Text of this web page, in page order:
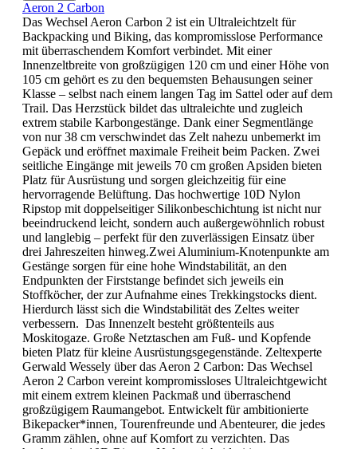
Aeron 2 Carbon
Das Wechsel Aeron Carbon 2 ist ein Ultraleichtzelt für
Backpacking und Biking, das kompromisslose Performance
mit überraschendem Komfort verbindet. Mit einer
Innenzeltbreite von großzügigen 120 cm und einer Höhe von
105 cm gehört es zu den bequemsten Behausungen seiner
Klasse – selbst nach einem langen Tag im Sattel oder auf dem
Trail. Das Herzstück bildet das ultraleichte und zugleich
extrem stabile Karbongestänge. Dank einer Segmentlänge
von nur 38 cm verschwindet das Zelt nahezu unbemerkt im
Gepäck und eröffnet maximale Freiheit beim Packen. Zwei
seitliche Eingänge mit jeweils 70 cm großen Apsiden bieten
Platz für Ausrüstung und sorgen gleichzeitig für eine
hervorragende Belüftung. Das hochwertige 10D Nylon
Ripstop mit doppelseitiger Silikonbeschichtung ist nicht nur
beeindruckend leicht, sondern auch außergewöhnlich robust
und langlebig – perfekt für den zuverlässigen Einsatz über
drei Jahreszeiten hinweg.Zwei Aluminium-Knotenpunkte am
Gestänge sorgen für eine hohe Windstabilität, an den
Endpunkten der Firststange befindet sich jeweils ein
Stoffköcher, der zur Aufnahme eines Trekkingstocks dient.
Hierdurch lässt sich die Windstabilität des Zeltes weiter
verbessern. Das Innenzelt besteht größtenteils aus
Moskitogaze. Große Netztaschen am Fuß- und Kopfende
bieten Platz für kleine Ausrüstungsgegenstände. Zeltexperte
Gerwald Wessely über das Aeron 2 Carbon: Das Wechsel
Aeron 2 Carbon vereint kompromissloses Ultraleichtgewicht
mit einem extrem kleinen Packmaß und überraschend
großzügigem Raumangebot. Entwickelt für ambitionierte
Bikepacker*innen, Tourenfreunde und Abenteurer, die jedes
Gramm zählen, ohne auf Komfort zu verzichten. Das